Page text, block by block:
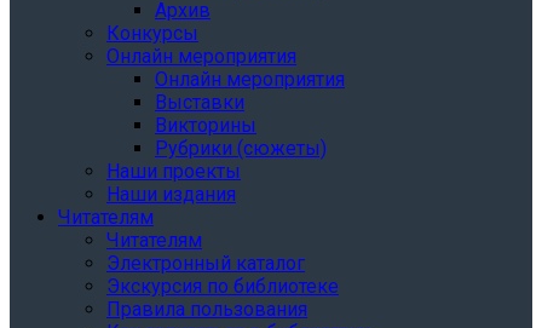
Архив
Конкурсы
Онлайн мероприятия
Онлайн мероприятия
Выставки
Викторины
Рубрики (сюжеты)
Наши проекты
Наши издания
Читателям
Читателям
Электронный каталог
Экскурсия по библиотеке
Правила пользования